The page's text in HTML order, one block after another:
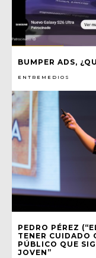
BUMPER ADS,
ENTREMEDIOS
PEDRO PÉREZ
TENER CUIDADO
PÚBLICO QUE
JOVEN”